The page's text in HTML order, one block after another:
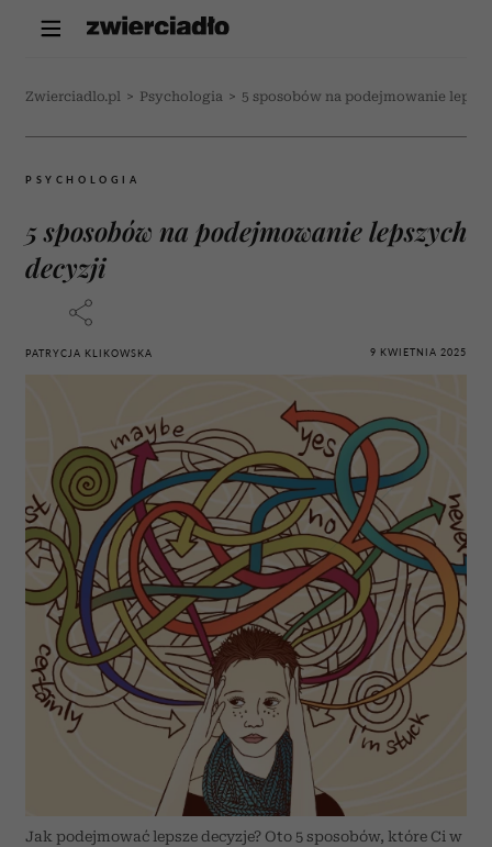
Zwierciadlo.pl > Psychologia > 5 sposobów na podejmowanie
PSYCHOLOGIA
5 sposobów na podejmowanie lepszych
decyzji
PATRYCJA KLIKOWSKA 9 KWIETNIA 2025
Jak podejmować lepsze decyzje? Oto 5 sposobów, które Ci w